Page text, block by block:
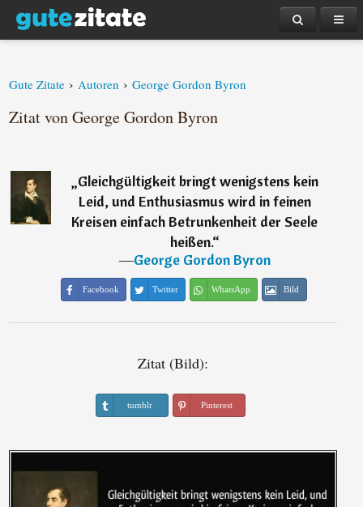
Gute Zitate › Autoren › George Gordon Byron
Zitat von George Gordon Byron
„Gleichgültigkeit bringt wenigstens kein
Leid, und Enthusiasmus wird in feinen
Kreisen einfach Betrunkenheit der Seele
heißen.“
―George Gordon Byron
Facebook Twitter WhatsApp Bild
Zitat (Bild):
tumblr Pinterest